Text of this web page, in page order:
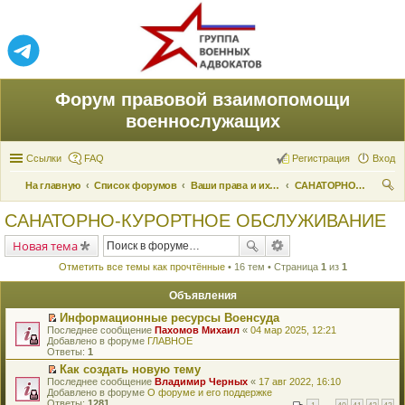
Форум правовой взаимопомощи
военнослужащих
Ссылки FAQ Вход
Регистрация
На главную Список форумов Ваши права и их реализация
САНАТОРНО-КУРОРТНОЕ ОБСЛУЖИВАНИЕ
ск
САНАТОРНО-КУРОРТНОЕ ОБСЛУЖИВАНИЕ
Новая тема
Отметить все темы как прочтённые• 16 тем • Страница 1 из 1
Объявления
П
е
р
е
й
т
и
Информационные ресурсы Военсуда
Последнее сообщение Пахомов Михаил « 04 мар 2025, 12:21
Добавлено в форуме ГЛАВНОЕ
Ответы: 1
П
е
р
Как создать новую тему
Последнее сообщение Владимир Черных « 17 авг 2022, 16:10
Добавлено в форуме О форуме и его поддержке